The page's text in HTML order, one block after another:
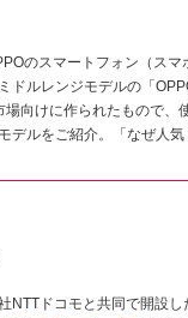
のスマートフォン（ス
ドルレンジモデルの「
向けに作られたもので
デルをご紹介。「なぜ人
NTTドコモと共同で開設